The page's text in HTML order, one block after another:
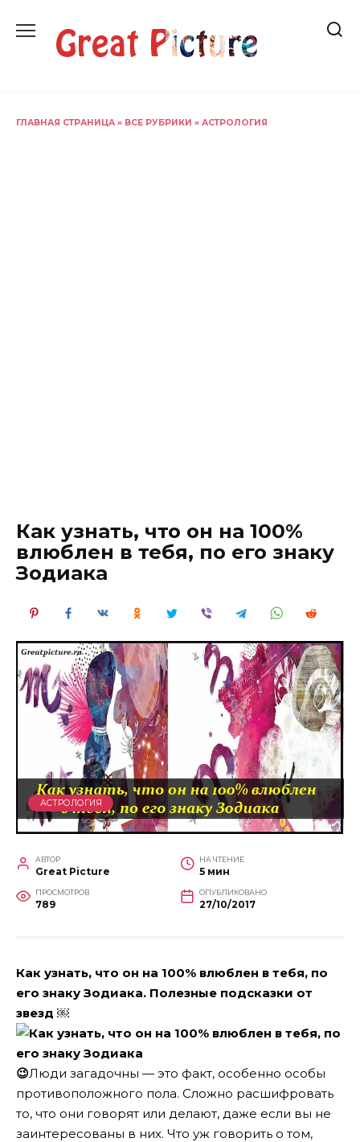
содержанию
ГЛАВНАЯ СТРАНИЦА » ВСЕ РУБРИКИ » АСТРОЛОГИЯ
Как узнать, что он на 100%
влюблен в тебя, по его знаку
Зодиака
АСТРОЛОГИЯ
АВТОР
Great Picture
НА ЧТЕНИЕ
5 мин
ПРОСМОТРОВ
789
ОПУБЛИКОВАНО
27/10/2017
Как узнать, что он на 100% влюблен в тебя, по
его знаку Зодиака. Полезные подсказки от
звезд ￼
😉Люди загадочны — это факт, особенно особы
противоположного пола. Сложно расшифровать
то, что они говорят или делают, даже если вы не
заинтересованы в них. Что уж говорить о том,